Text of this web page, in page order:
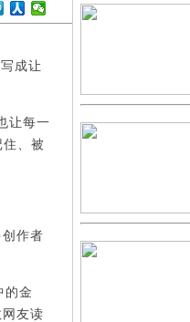
成让
让每一
、被
作者
的金
友读